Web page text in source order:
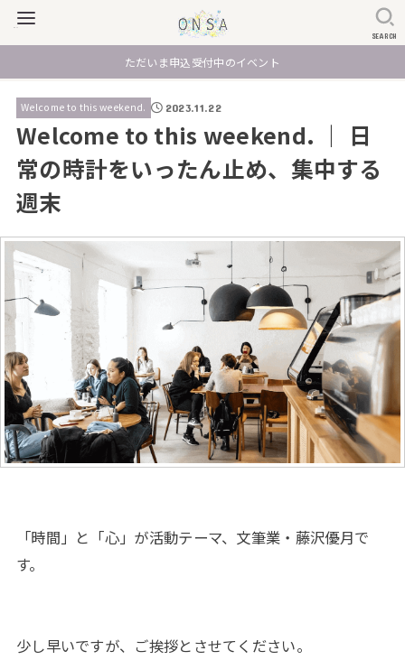
SEARCH
ただいま申込受付中のイベント
Welcome to this weekend. 2023.11.22
Welcome to this weekend. ｜ 日
常の時計をいったん止め、集中する
週末
「時間」と「心」が活動テーマ、文筆業・藤沢優月で
す。
少し早いですが、ご挨拶とさせてください。